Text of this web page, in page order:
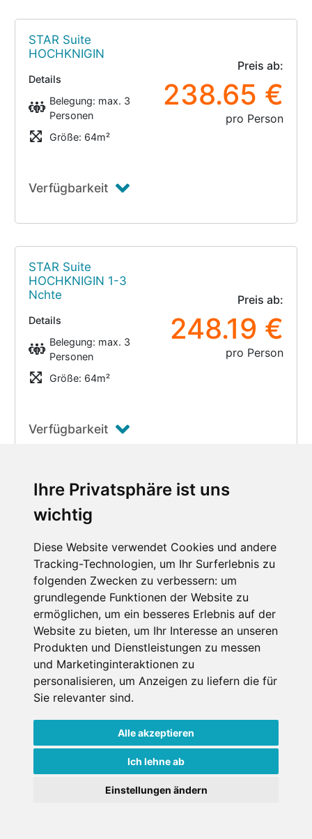
Ihre Privatsphäre ist uns
wichtig
Diese Website verwendet Cookies und andere
Tracking-Technologien, um Ihr Surferlebnis zu
folgenden Zwecken zu verbessern: um
grundlegende Funktionen der Website zu
ermöglichen, um ein besseres Erlebnis auf der
Website zu bieten, um Ihr Interesse an unseren
Produkten und Dienstleistungen zu messen
und Marketinginteraktionen zu
personalisieren, um Anzeigen zu liefern die für
Sie relevanter sind.
Alle akzeptieren
Ich lehne ab
Einstellungen ändern
STAR Suite
HOCHKNIGIN
Details
Belegung: max. 3
Personen
Größe: 64m²
Preis ab:
238.65 €
pro Person
Verfügbarkeit
STAR Suite
HOCHKNIGIN 1-3
Nchte
Details
Belegung: max. 3
Personen
Größe: 64m²
Preis ab:
248.19 €
pro Person
Verfügbarkeit
STAR Suite
HOCHKNIGIN 4-6
Details
Belegung: max. 3
Personen
Größe: 64m²
Preis ab:
217.98 €
pro Person
Verfügbarkeit
PREMIUM Suite
Nchte FR